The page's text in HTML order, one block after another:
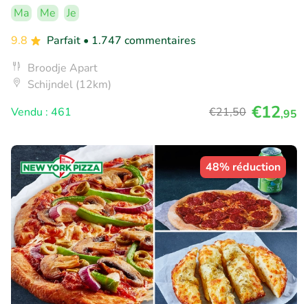
Ma Me
Je
9.8
Parfait • 1.747 commentaires
Broodje Apart
Schijndel (12km)
Vendu : 461
€21,50 €12,95
48% réduction